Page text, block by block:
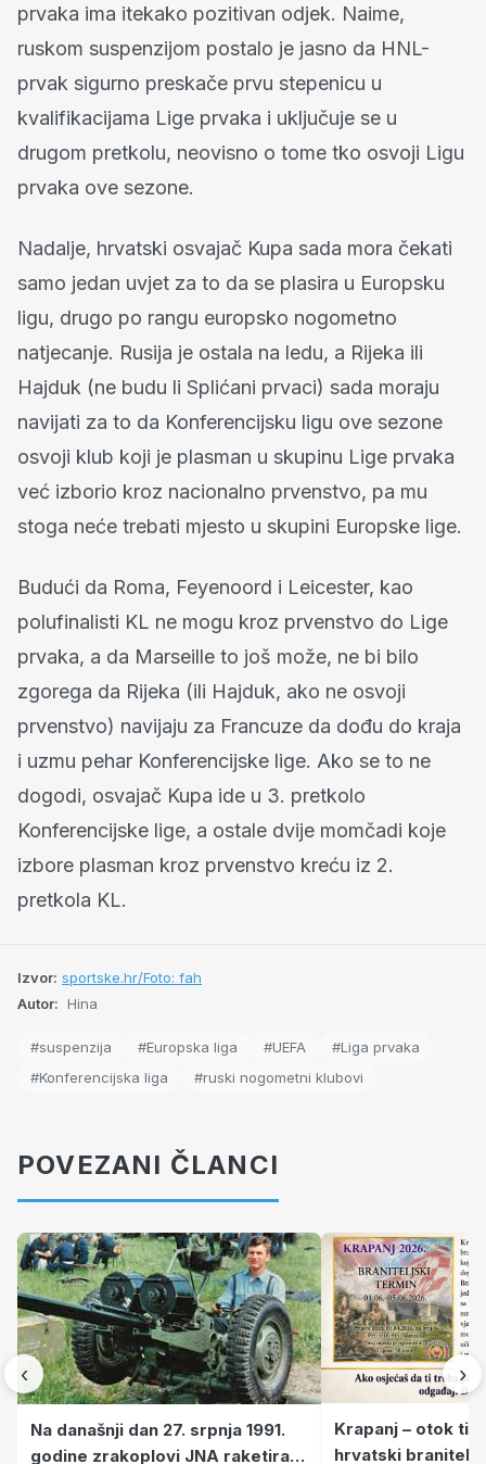
prvaka ima itekako pozitivan odjek. Naime,
ruskom suspenzijom postalo je jasno da HNL-
prvak sigurno preskače prvu stepenicu u
kvalifikacijama Lige prvaka i uključuje se u
drugom pretkolu, neovisno o tome tko osvoji Ligu
prvaka ove sezone.
Nadalje, hrvatski osvajač Kupa sada mora čekati
samo jedan uvjet za to da se plasira u Europsku
ligu, drugo po rangu europsko nogometno
natjecanje. Rusija je ostala na ledu, a Rijeka ili
Hajduk (ne budu li Splićani prvaci) sada moraju
navijati za to da Konferencijsku ligu ove sezone
osvoji klub koji je plasman u skupinu Lige prvaka
već izborio kroz nacionalno prvenstvo, pa mu
stoga neće trebati mjesto u skupini Europske lige.
Budući da Roma, Feyenoord i Leicester, kao
polufinalisti KL ne mogu kroz prvenstvo do Lige
prvaka, a da Marseille to još može, ne bi bilo
zgorega da Rijeka (ili Hajduk, ako ne osvoji
prvenstvo) navijaju za Francuze da dođu do kraja
i uzmu pehar Konferencijske lige. Ako se to ne
dogodi, osvajač Kupa ide u 3. pretkolo
Konferencijske lige, a ostale dvije momčadi koje
izbore plasman kroz prvenstvo kreću iz 2.
pretkola KL.
Izvor: sportske.hr/Foto: fah
Autor: Hina
#suspenzija #Europska liga #UEFA
#Liga prvaka
#Konferencijska liga
#ruski nogometni klubovi
POVEZANI ČLANCI
‹
Na današnji dan 27. srpnja 1991.
godine zrakoplovi JNA raketirali
Krapanj – otok
hrvatski branitelji
›